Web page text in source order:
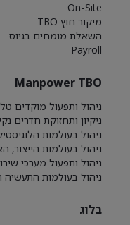
On-Site
מיקור חוץ TBO
השאלת מומחים בגיוס
Payroll
Manpower TBO
ניהול ותפעול מוקדים
ניקיון ותחזוקת חדרים
ניהול בעולמות
ניהול בעולמות הייצור,
ניהול ותפעול מערכי
ניהול בעולמות התעשיה
בלוג